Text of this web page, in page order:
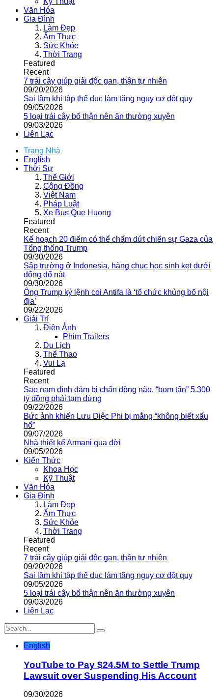
Văn Hóa
Gia Đình
Làm Đẹp
Ẩm Thực
Sức Khỏe
Thời Trang
Featured
Recent
7 trái cây giúp giải độc gan, thận tự nhiên
09/20/2026
Sai lầm khi tập thể dục làm tăng nguy cơ đột quỵ
09/05/2026
5 loại trái cây bổ thận nên ăn thường xuyên
09/03/2026
Liên Lạc
Trang Nhà
English
Thời Sự
Thế Giới
Cộng Đồng
Việt Nam
Pháp Luật
Xe Bus Que Huong
Featured
Recent
Kế hoạch 20 điểm có thể chấm dứt chiến sự Gaza của
Tổng thống Trump
09/30/2026
Sập trường ở Indonesia, hàng chục học sinh kẹt dưới
đống đổ nát
09/30/2026
Ông Trump ký lệnh coi Antifa là ‘tổ chức khủng bố nội
địa’
09/22/2026
Giải Trí
Điện Ảnh
Phim Trailers
Du Lịch
Thể Thao
Vui Lạ
Featured
Recent
Sao nam đình đám bị chấn động não, “bom tấn” 5.300
tỷ đồng phải tạm dừng
09/22/2026
Bức ảnh khiến Lưu Diệc Phi bị mắng “không biết xấu
hổ”
09/07/2026
Nhà thiết kế Armani qua đời
09/05/2026
Kiến Thức
Khoa Học
Kỹ Thuật
Văn Hóa
Gia Đình
Làm Đẹp
Ẩm Thực
Sức Khỏe
Thời Trang
Featured
Recent
7 trái cây giúp giải độc gan, thận tự nhiên
09/20/2026
Sai lầm khi tập thể dục làm tăng nguy cơ đột quỵ
09/05/2026
5 loại trái cây bổ thận nên ăn thường xuyên
09/03/2026
Liên Lạc
English
YouTube to Pay $24.5M to Settle Trump
Lawsuit over Suspending His Account
09/30/2026